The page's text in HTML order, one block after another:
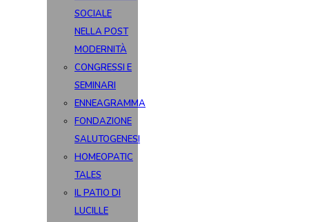
SOCIALE
NELLA POST
MODERNITÀ
CONGRESSI E
SEMINARI
ENNEAGRAMMA
FONDAZIONE
SALUTOGENESI
HOMEOPATIC
TALES
IL PATIO DI
LUCILLE